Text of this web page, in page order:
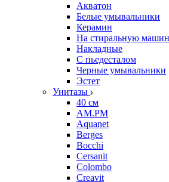
Акватон
Белые умывальники
Керамин
На стиральную
Накладные
С пьедесталом
Черные умывальники
Эстет
Унитазы
40 см
AM.PM
Aquanet
Berges
Bocchi
Cersanit
Colombo
Creavit